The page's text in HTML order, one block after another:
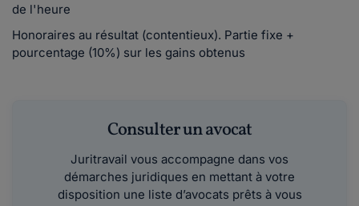
de l'heure
Honoraires au résultat (contentieux). Partie fixe +
pourcentage (10%) sur les gains obtenus
Consulter un avocat
Juritravail vous accompagne dans vos
démarches juridiques en mettant à votre
disposition une liste d’avocats prêts à vous